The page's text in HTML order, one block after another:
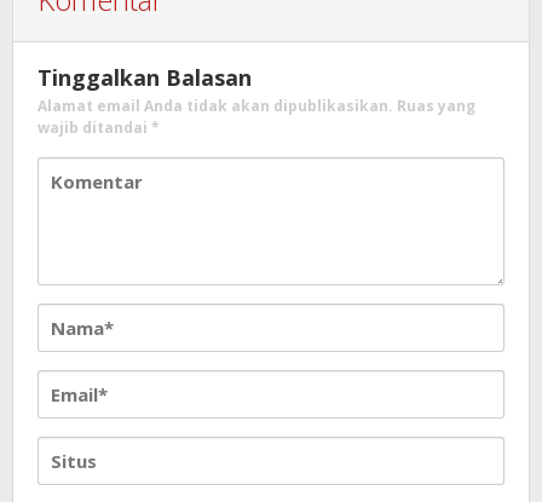
Tinggalkan Balasan
Alamat email Anda tidak akan dipublikasikan. Ruas yang
wajib ditandai *